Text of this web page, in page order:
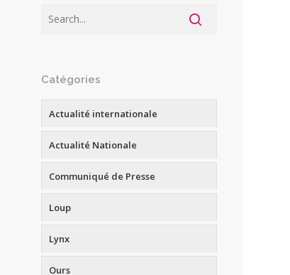
Catégories
Actualité internationale
Actualité Nationale
Communiqué de Presse
Loup
Lynx
Ours